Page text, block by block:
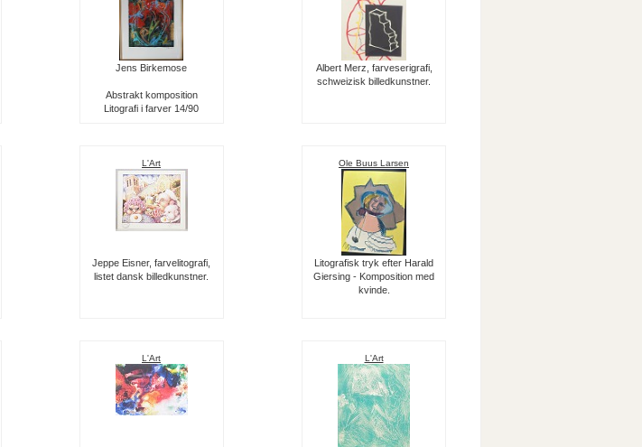
Jens Birkemose
Abstrakt komposition
Litografi i farver 14/90
Albert Merz, farveserigrafi,
schweizisk billedkunstner.
L'Art
Jeppe Eisner, farvelitografi,
listet dansk billedkunstner.
Ole Buus Larsen
Litografisk tryk efter Harald
Giersing - Komposition med
kvinde.
L'Art L'Art